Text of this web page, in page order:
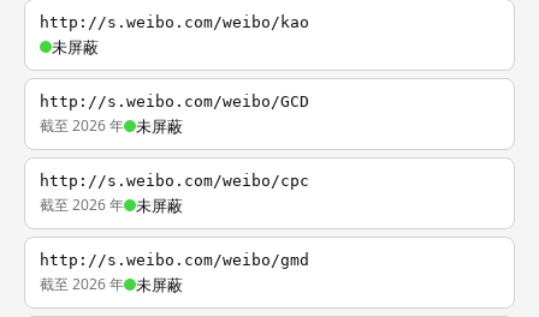
http://s.weibo.com/weibo/kao
未屏蔽
http://s.weibo.com/weibo/GCD
截至 2026 年 未屏蔽
http://s.weibo.com/weibo/cpc
截至 2026 年 未屏蔽
http://s.weibo.com/weibo/gmd
截至 2026 年 未屏蔽